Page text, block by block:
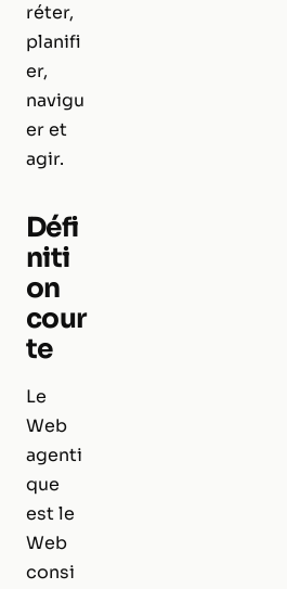
réter,
planifi
er,
navigu
er et
agir.
Défi
niti
on
cour
te
Le
Web
agenti
que
est le
Web
consi